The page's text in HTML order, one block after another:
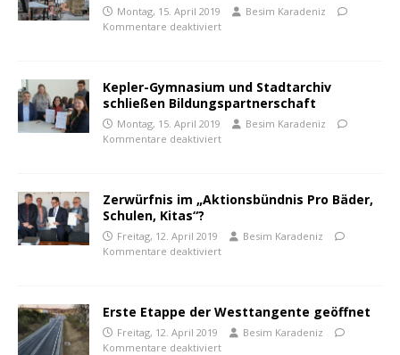
Montag, 15. April 2019
Besim Karadeniz
Kommentare deaktiviert
Kepler-Gymnasium und Stadtarchiv
schließen Bildungspartnerschaft
Montag, 15. April 2019
Besim Karadeniz
Kommentare deaktiviert
Zerwürfnis im „Aktionsbündnis Pro Bäder,
Schulen, Kitas“?
Freitag, 12. April 2019
Besim Karadeniz
Kommentare deaktiviert
Erste Etappe der Westtangente geöffnet
Freitag, 12. April 2019
Besim Karadeniz
Kommentare deaktiviert